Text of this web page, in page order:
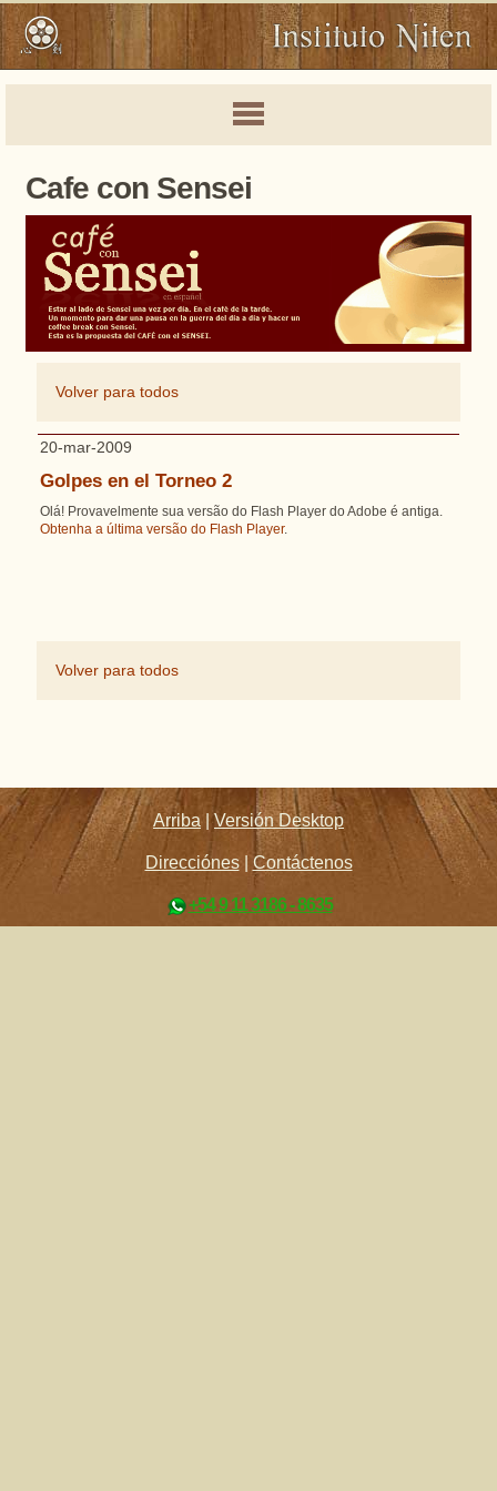
Cafe con Sensei
Volver para todos
20-mar-2009
Golpes en el Torneo 2
Olá! Provavelmente sua versão do Flash Player do Adobe é antiga.
Obtenha a última versão do Flash Player.
Volver para todos
Arriba |Versión Desktop
Direcciónes| Contáctenos
+54 9 11 3186 - 8635